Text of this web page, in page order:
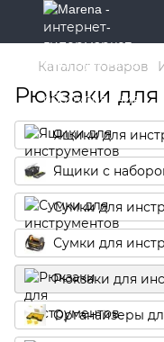
Каталог товаров
Рюкзаки для
Ящики для
Ящики с
Сумки для
Сумки для
Рюкзаки для
Органайзеры